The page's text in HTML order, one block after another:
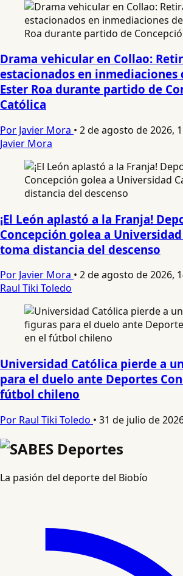
Drama vehicular en Collao:
estacionados en inmediaciones
Ester Roa durante partido de
Católica
Por Javier Mora • 2 de agosto de 2026,
Javier Mora
¡El León aplastó a la Franja!
Concepción golea a
toma distancia del descenso
Por Javier Mora • 2 de agosto de 2026,
Raul Tiki Toledo
Universidad Católica pierde a
para el duelo ante Deportes
fútbol chileno
Por Raul Tiki Toledo • 31 de julio de
La pasión del deporte del Biobío